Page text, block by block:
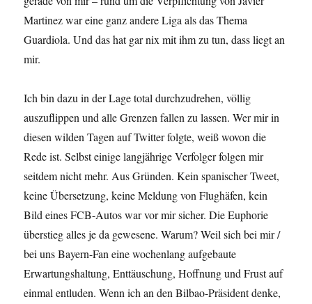
Martinez war eine ganz andere Liga als das Thema
Guardiola. Und das hat gar nix mit ihm zu tun, dass liegt an
mir.
Ich bin dazu in der Lage total durchzudrehen, völlig
auszuflippen und alle Grenzen fallen zu lassen. Wer mir in
diesen wilden Tagen auf Twitter folgte, weiß wovon die
Rede ist. Selbst einige langjährige Verfolger folgen mir
seitdem nicht mehr. Aus Gründen. Kein spanischer Tweet,
keine Übersetzung, keine Meldung von Flughäfen, kein
Bild eines FCB-Autos war vor mir sicher. Die Euphorie
überstieg alles je da gewesene. Warum? Weil sich bei mir /
bei uns Bayern-Fan eine wochenlang aufgebaute
Erwartungshaltung, Enttäuschung, Hoffnung und Frust auf
einmal entluden. Wenn ich an den Bilbao-Präsident denke,